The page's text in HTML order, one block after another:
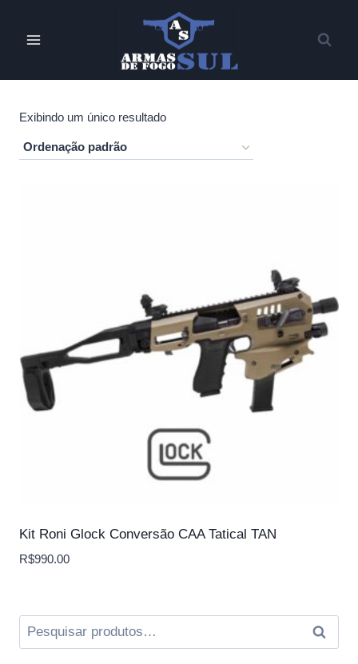
Exibindo um único resultado
Kit Roni Glock Conversão CAA Tatical TAN
R$990.00
Pesquisar
por: